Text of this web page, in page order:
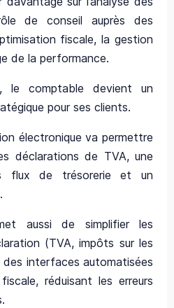
de conseil auprès des
fiscale, la gestion
de la performance.
le comptable devient un
pour ses clients.
électronique va permettre
déclarations de TVA, une
flux de trésorerie et un
aussi de simplifier les
(TVA, impôts sur les
interfaces automatisées
réduisant les erreurs